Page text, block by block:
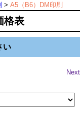
> A5（B6）DM印刷
格表
い
Next